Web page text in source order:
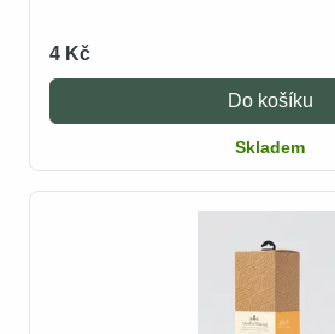
4 Kč
Do košíku
Skladem